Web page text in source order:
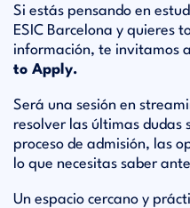
Si estás pensando en
ESIC Barcelona y quieres
información, te invitamos
to Apply.
Será una sesión en
resolver las últimas dudas
proceso de admisión, las
lo que necesitas saber
Un espacio cercano y